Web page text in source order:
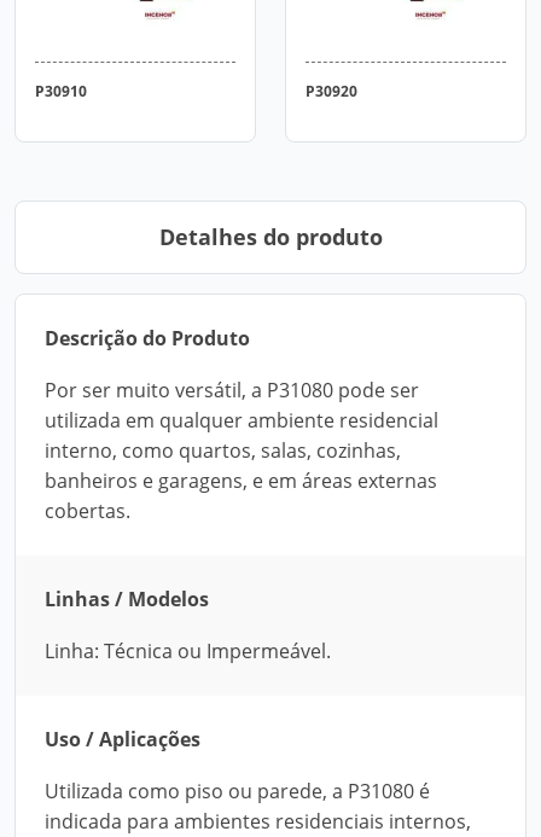
P30910 P30920
Detalhes do produto
Descrição do Produto
Por ser muito versátil, a P31080 pode ser
utilizada em qualquer ambiente residencial
interno, como quartos, salas, cozinhas,
banheiros e garagens, e em áreas externas
cobertas.
Linhas / Modelos
Linha: Técnica ou Impermeável.
Uso / Aplicações
Utilizada como piso ou parede, a P31080 é
indicada para ambientes residenciais internos,